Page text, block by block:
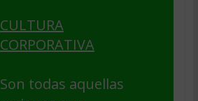
CULTURA
CORPORATIVA
Son todas aquellas